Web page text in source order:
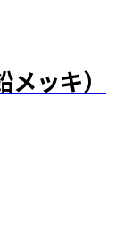
ッキ）